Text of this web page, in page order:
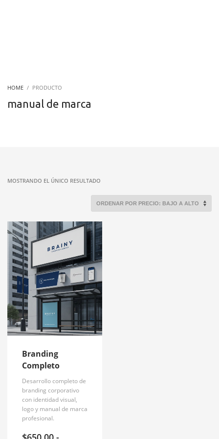
HOME PRODUCTO
manual de marca
MOSTRANDO EL ÚNICO RESULTADO
Branding
Completo
Desarrollo completo de
branding corporativo
con identidad visual,
logo y manual de marca
profesional.